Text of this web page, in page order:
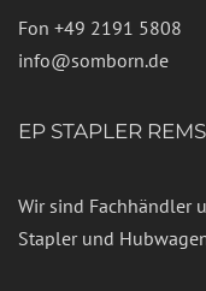
Fon +49 2191 5808
info@somborn.de
EP STAPLER
Wir sind Fachhändler
Stapler und